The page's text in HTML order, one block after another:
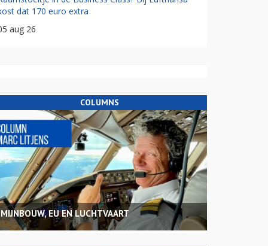
dat 170 euro extra
aug 26
COLUMNS
MIJNBOUW, EU EN LUCHTVAART